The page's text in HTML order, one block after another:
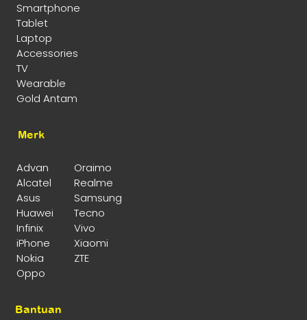
Smartphone
Tablet
Laptop
Accessories
TV
Wearable
Gold Antam
Merk
Advan
Oraimo
Alcatel
Realme
Asus
Samsung
Huawei
Tecno
Infinix
Vivo
iPhone
Xiaomi
Nokia
ZTE
Oppo
Bantuan